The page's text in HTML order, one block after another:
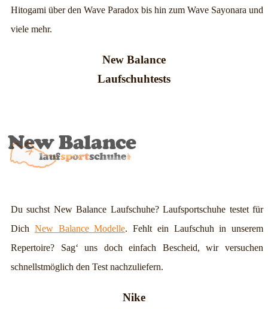
Hitogami über den Wave Paradox bis hin zum Wave Sayonara und
viele mehr.
New Balance
Laufschuhtests
Du suchst New Balance Laufschuhe? Laufsportschuhe testet für
Dich New Balance Modelle. Fehlt ein Laufschuh in unserem
Repertoire? Sag‘ uns doch einfach Bescheid, wir versuchen
schnellstmöglich den Test nachzuliefern.
Nike